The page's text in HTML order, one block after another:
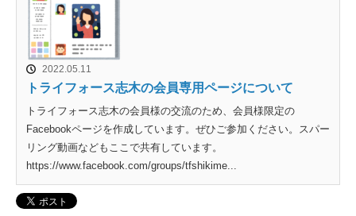
2022.05.11
トライフォース志木の会員専用ページについて
トライフォース志木の会員様の交流のため、会員様限定の
Facebookページを作成しています。ぜひご参加ください。スパー
リング動画などもここで共有しています。
https://www.facebook.com/groups/tfshikime...